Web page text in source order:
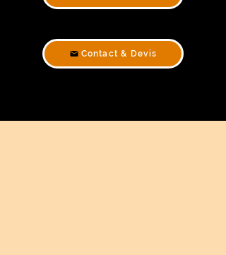
Contact & Devis